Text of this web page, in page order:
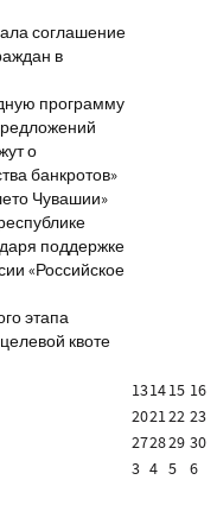
соглашение
в
программу
о
банкротов»
Чувашии»
поддержке
«Российское
этапа
квоте
131415 16
202122 23
272829 30
3 4 5 6